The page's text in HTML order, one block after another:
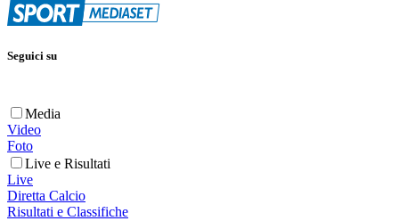
Seguici su
Media
Video
Foto
Live e Risultati
Live
Diretta Calcio
Risultati e Classifiche